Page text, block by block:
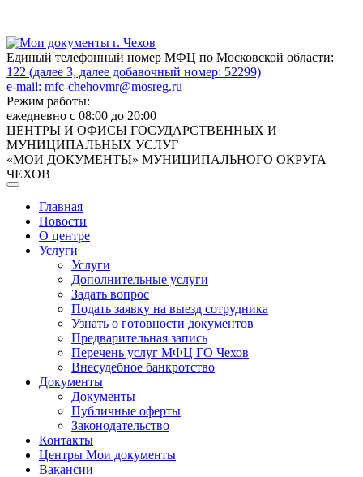
Единый телефонный номер МФЦ по Московской области:
122 (далее 3, далее добавочный номер: 52299)
e-mail: mfc-chehovmr@mosreg.ru
Режим работы:
ежедневно с 08:00 до 20:00
ЦЕНТРЫ И ОФИСЫ ГОСУДАРСТВЕННЫХ И
МУНИЦИПАЛЬНЫХ УСЛУГ
«МОИ ДОКУМЕНТЫ» МУНИЦИПАЛЬНОГО ОКРУГА
ЧЕХОВ
Главная
Новости
О центре
Услуги
Услуги
Дополнительные услуги
Задать вопрос
Подать заявку на выезд сотрудника
Узнать о готовности документов
Предварительная запись
Перечень услуг МФЦ ГО Чехов
Внесудебное банкротство
Документы
Документы
Публичные оферты
Законодательство
Контакты
Центры Мои документы
Вакансии